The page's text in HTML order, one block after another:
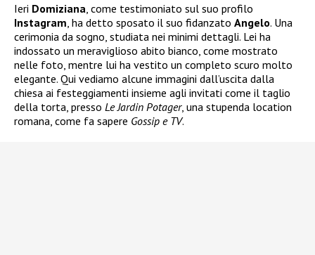
Ieri Domiziana , come testimoniato sul suo profilo
Instagram , ha detto sposato il suo fidanzato Angelo. Una
cerimonia da sogno, studiata nei minimi dettagli. Lei ha
indossato un meraviglioso abito bianco, come mostrato
nelle foto, mentre lui ha vestito un completo scuro molto
elegante. Qui vediamo alcune immagini dall’uscita dalla
chiesa ai festeggiamenti insieme agli invitati come il taglio
della torta, presso Le Jardin Potager, una stupenda location
romana, come fa sapere Gossip e TV.